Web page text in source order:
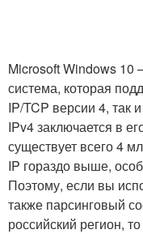
Microsoft Windows 10
система, которая
IP/TCP версии 4, так
IPv4 заключается в
существует всего 4
IP гораздо выше,
Поэтому, если вы
также парсинговый
российский регион,